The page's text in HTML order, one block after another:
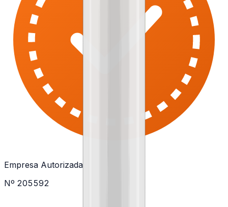
Empresa Autorizada
Nº 205592